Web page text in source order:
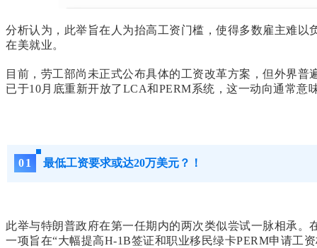
分析认为，此举旨在人为抬高工资门槛，使得多数雇主难
在美就业。
目前，劳工部尚未正式公布具体的工资改革方案，但外界
已于10月底重新开放了LCA和PERM系统，这一动向通常意
01 最低工资要求或达20万美元？！
此举与特朗普政府在第一任期内的两次类似尝试一脉相承
一项旨在“大幅提高H-1B签证和职业移民绿卡PERM申请工